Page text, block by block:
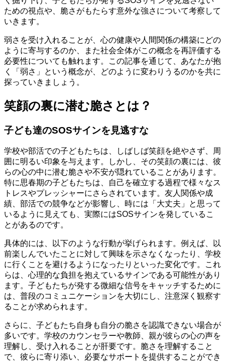
ための視点や、脆さがもたらす意外な強さについて考察して
いきます。
弱さを受け入れることが、心の健康や人間関係の構築にどの
ように寄与するのか、また社会全体がこの概念を再評価する
必要性についても触れます。この記事を通じて、あなたが抱
く「弱さ」という概念が、どのように変わりうるのかを共に
探っていきましょう。
笑顔の裏に潜む脆さとは？
子ども達のSOSサインを見逃すな
学校や部活での子どもたちは、しばしば笑顔を絶やさず、周
囲に明るい印象を与えます。しかし、その笑顔の裏には、彼
らの心の中に潜む脆さや不安が隠れていることがあります。
特に思春期の子どもたちは、自己を確立する過程で様々なス
トレスやプレッシャーにさらされています。友人関係や成
績、部活での競争などが影響し、時には「大丈夫」と思って
いるように見えても、実際にはSOSサインを発しているこ
とがあるのです。
具体的には、以下のような行動が挙げられます。例えば、以
前楽しんでいたことに対して興味を示さなくなったり、学校
に行くことを避けるようになったりといった変化です。これ
らは、心理的な負担を抱えているサインである可能性があり
ます。子どもたちが発する微細な信号をキャッチするために
は、普段のコミュニケーションを大切にし、注意深く観察す
ることが求められます。
さらに、子どもたち自身も自分の脆さを認識できない場合が
多いです。学校のカウンセラーや教師、親が彼らの心の声を
理解し、受け入れることが肝要です。脆さを理解すること
で、彼らに寄り添い、必要なサポートを提供することができ